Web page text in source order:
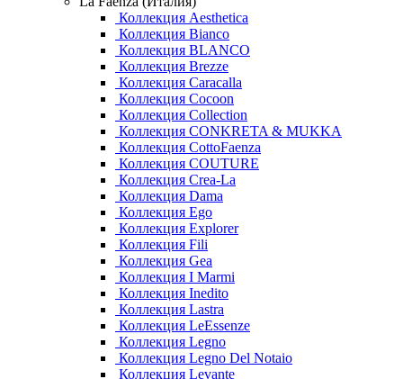
Коллекция Aesthetica
Коллекция Bianco
Коллекция BLANCO
Коллекция Brezze
Коллекция Caracalla
Коллекция Cocoon
Коллекция Collection
Коллекция CONKRETA & MUKKA
Коллекция CottoFaenza
Коллекция COUTURE
Коллекция Crea-La
Коллекция Dama
Коллекция Ego
Коллекция Explorer
Коллекция Fili
Коллекция Gea
Коллекция I Marmi
Коллекция Inedito
Коллекция Lastra
Коллекция LeEssenze
Коллекция Legno
Коллекция Legno Del Notaio
Коллекция Levante